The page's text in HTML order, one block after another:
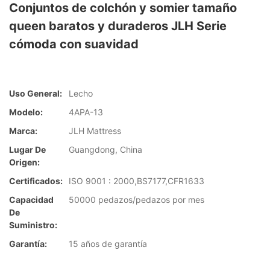
Conjuntos de colchón y somier tamaño
queen baratos y duraderos JLH Serie
cómoda con suavidad
Uso General:
Lecho
Modelo:
4APA-13
Marca:
JLH Mattress
Lugar De
Origen:
Guangdong, China
Certificados:
ISO 9001 : 2000,BS7177,CFR1633
Capacidad
De
Suministro:
50000 pedazos/pedazos por mes
Garantía:
15 años de garantía